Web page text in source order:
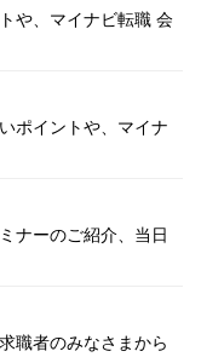
や、マイナビ転職 会
ポイントや、マイナ
ナーのご紹介、当日
職者のみなさまから